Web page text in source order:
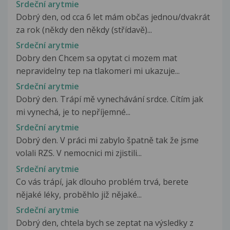
Srdeční arytmie
Dobrý den, od cca 6 let mám občas jednou/dvakrát
za rok (někdy den někdy (střídavě)...
Srdeční arytmie
Dobry den Chcem sa opytat ci mozem mat
nepravidelny tep na tlakomeri mi ukazuje...
Srdeční arytmie
Dobrý den. Trápí mě vynechávání srdce. Cítím jak
mi vynechá, je to nepříjemné...
Srdeční arytmie
Dobrý den. V práci mi zabylo špatně tak že jsme
volali RZS. V nemocnici mi zjistili...
Srdeční arytmie
Co vás trápí, jak dlouho problém trvá, berete
nějaké léky, proběhlo již nějaké...
Srdeční arytmie
Dobrý den, chtela bych se zeptat na výsledky z